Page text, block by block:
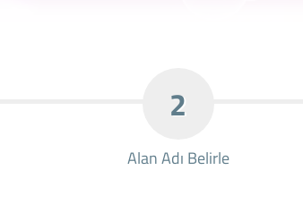
2
Alan Adı Belirle